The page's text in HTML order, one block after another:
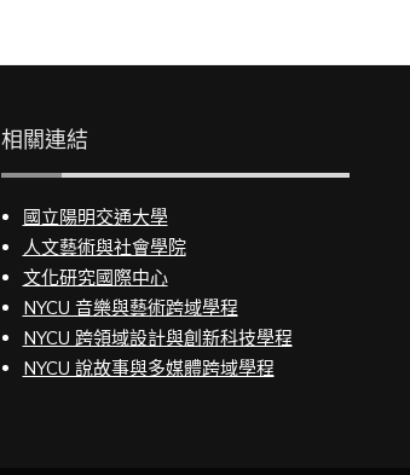
相關連結
國立陽明交通大學
人文藝術與社會學院
文化研究國際中心
NYCU 音樂與藝術跨域學程
NYCU 跨領域設計與創新科技學程
NYCU 說故事與多媒體跨域學程